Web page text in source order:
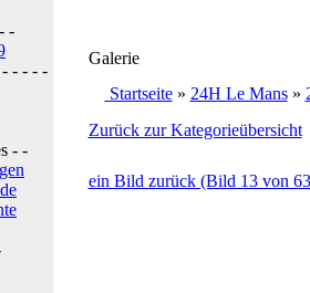
-
- - - -
- -
Galerie
Startseite» 24H Le Mans»
Zurück zur Kategorieübersicht
ein Bild zurück (Bild 13 von